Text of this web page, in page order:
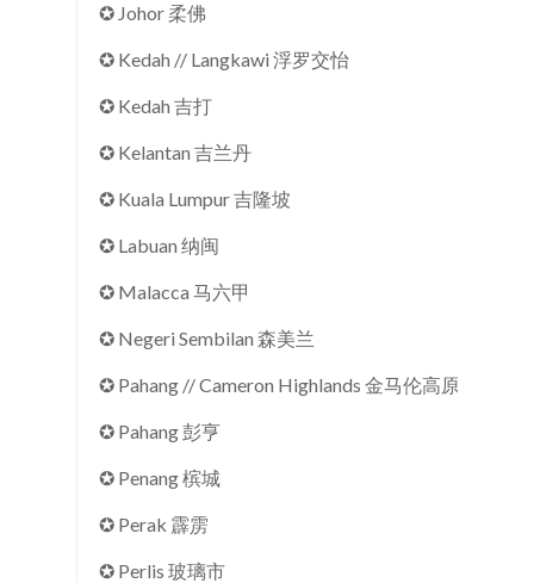
✪ Johor 柔佛
✪ Kedah // Langkawi 浮罗交怡
✪ Kedah 吉打
✪ Kelantan 吉兰丹
✪ Kuala Lumpur 吉隆坡
✪ Labuan 纳闽
✪ Malacca 马六甲
✪ Negeri Sembilan 森美兰
✪ Pahang // Cameron Highlands 金马伦高原
✪ Pahang 彭亨
✪ Penang 槟城
✪ Perak 霹雳
✪ Perlis 玻璃市